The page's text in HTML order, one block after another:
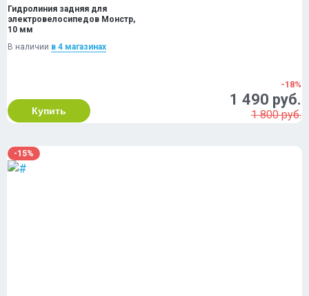
Гидролиния задняя для
электровелосипедов Монстр,
10 мм
В наличии в 4 магазинах
Купить
-18%
1 490 руб.
1 800 руб.
-15%